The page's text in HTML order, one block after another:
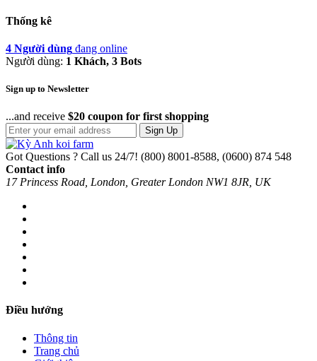
Thống kê
4 Người dùng đang online
Người dùng: 1 Khách, 3 Bots
Sign up to Newsletter
...and receive $20 coupon for first shopping
Sign Up
Got Questions ? Call us 24/7! (800) 8001-8588, (0600) 874 548
Contact info
17 Princess Road, London, Greater London NW1 8JR, UK
Điều hướng
Thông tin
Trang chủ